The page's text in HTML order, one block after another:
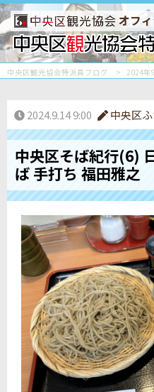
オフ
中央区観光協会特派員ブログ 2024年
2024.9.14 9:00 中央区
中央区そば紀行(6)
ば 手打ち 福田雅之